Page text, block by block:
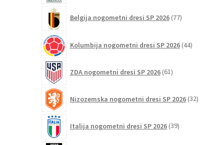
Belgija nogometni dresi SP 2026 77izdelkov
Kolumbija nogometni dresi SP 2026 44izdelkov
ZDA nogometni dresi SP 2026 61izdelkov
Nizozemska nogometni dresi SP 2026 32izdelkov
Italija nogometni dresi SP 2026 39izdelkov